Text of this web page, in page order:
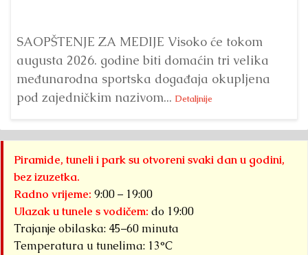
SAOPŠTENJE ZA MEDIJE Visoko će tokom
augusta 2026. godine biti domaćin tri velika
međunarodna sportska događaja okupljena
pod zajedničkim nazivom... Detaljnije
Piramide, tuneli i park su otvoreni svaki dan u godini,
bez izuzetka.
Radno vrijeme: 9:00 – 19:00
Ulazak u tunele s vodičem: do 19:00
Trajanje obilaska: 45–60 minuta
Temperatura u tunelima: 13°C